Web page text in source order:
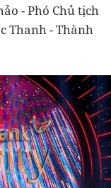
- Phó Chủ tịch
Thanh - Thành